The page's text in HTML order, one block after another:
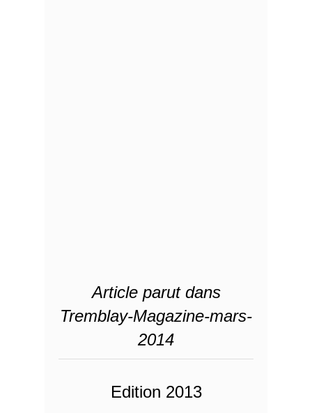
Article parut dans
Tremblay-Magazine-mars-
2014
Edition 2013